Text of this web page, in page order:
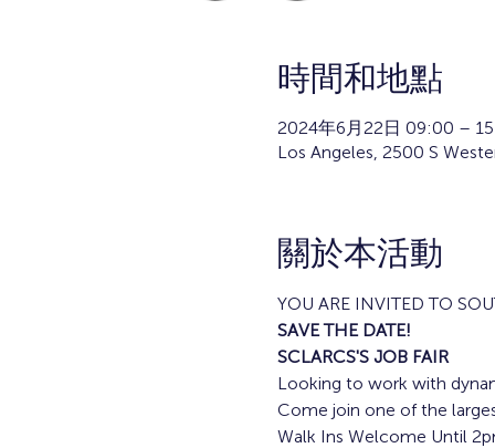
時間和地點
2024年6月22日 09:00 –
Los Angeles, 2500 S
關於本活動
YOU ARE INVITED TO
SAVE THE DATE!
SCLARCS'S JOB FAIR
Looking to work with
Come join one of the
Walk Ins Welcome Until